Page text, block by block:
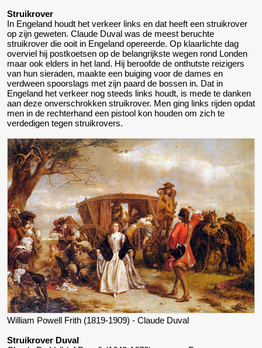
Struikrover
In Engeland houdt het verkeer links en dat heeft een struikrover
op zijn geweten. Claude Duval was de meest beruchte
struikrover die ooit in Engeland opereerde. Op klaarlichte dag
overviel hij postkoetsen op de belangrijkste wegen rond Londen
maar ook elders in het land. Hij beroofde de onthutste reizigers
van hun sieraden, maakte een buiging voor de dames en
verdween spoorslags met zijn paard de bossen in. Dat in
Engeland het verkeer nog steeds links houdt, is mede te danken
aan deze onverschrokken struikrover. Men ging links rijden opdat
men in de rechterhand een pistool kon houden om zich te
verdedigen tegen struikrovers.
William Powell Frith (1819-1909) - Claude Duval
Struikrover Duval